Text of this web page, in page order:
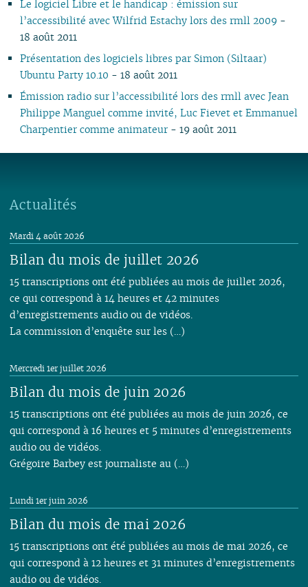
05
04
03
02
01
09
08
07
06
05
09
08
06
05
09
08
06
05
09
08
06
05
02
09
08
06
09
08
06
08
06
08
10
09
08
07
06
03
02
01
10
09
08
07
06
01
10
09
07
06
10
09
07
06
09
08
02
09
08
06
11
10
08
07
04
02
11
10
01
Le logiciel Libre et le handicap : émission sur
l’accessibilité avec Wilfrid Estachy lors des rmll 2009-
18 août 2011
Présentation des logiciels libres par Simon (Siltaar)
Ubuntu Party 10.10 - 18 août 2011
Émission radio sur l’accessibilité lors des rmll avec Jean
Philippe Manguel comme invité, Luc Fievet et Emmanuel
Charpentier comme animateur- 19 août 2011
Actualités
Bilan du mois de juillet 2026
Mardi 4 août 2026
15 transcriptions ont été publiées au mois de juillet 2026,
ce qui correspond à 14 heures et 42 minutes
d’enregistrements audio ou de vidéos.
La commission d’enquête sur les (…)
Bilan du mois de juin 2026
Mercredi 1er juillet 2026
15 transcriptions ont été publiées au mois de juin 2026, ce
qui correspond à 16 heures et 5 minutes d’enregistrements
audio ou de vidéos.
Grégoire Barbey est journaliste au (…)
Bilan du mois de mai 2026
Lundi 1er juin 2026
15 transcriptions ont été publiées au mois de mai 2026, ce
qui correspond à 12 heures et 31 minutes d’enregistrements
audio ou de vidéos.